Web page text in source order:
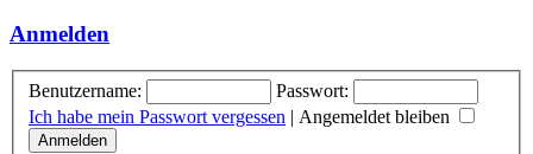
Anmelden
Benutzername:
Passwort:
Ich habe mein Passwort vergessen | Angemeldet bleiben